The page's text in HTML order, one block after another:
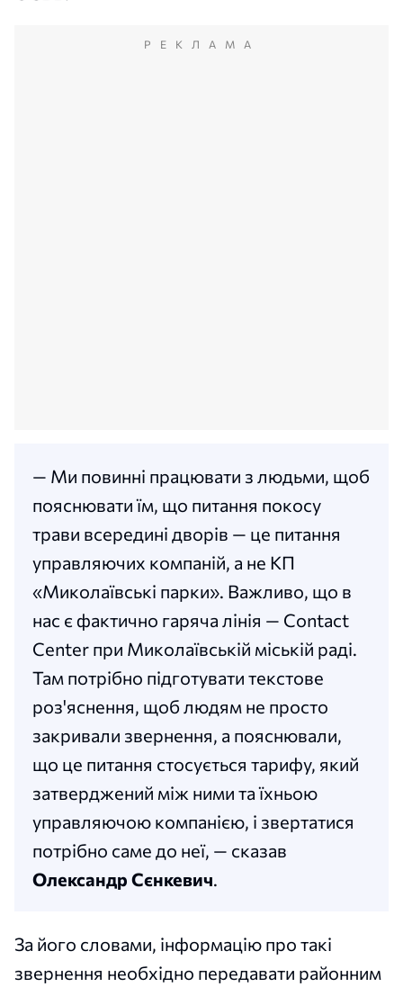
РЕКЛАМА
— Ми повинні працювати з людьми, щоб
пояснювати їм, що питання покосу
трави всередині дворів — це питання
управляючих компаній, а не КП
«Миколаївські парки». Важливо, що в
нас є фактично гаряча лінія — Contact
Center при Миколаївській міській раді.
Там потрібно підготувати текстове
роз'яснення, щоб людям не просто
закривали звернення, а пояснювали,
що це питання стосується тарифу, який
затверджений між ними та їхньою
управляючою компанією, і звертатися
потрібно саме до неї, — сказав
Олександр Сєнкевич.
За його словами, інформацію про такі
звернення необхідно передавати районним